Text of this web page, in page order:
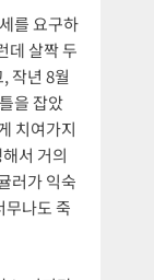
를 요구하
데 살짝 두
작년 8월
을 잡았
치여가지
서 거의
러가 익숙
무나도 죽